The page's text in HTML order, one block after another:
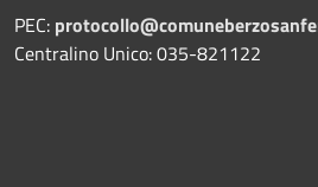
PEC:
Centralino Unico: 035-821122